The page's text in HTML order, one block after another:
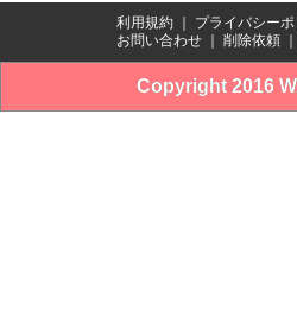
利用規約 プライバシー
お問い合わせ
削除依頼
Copyright 2016